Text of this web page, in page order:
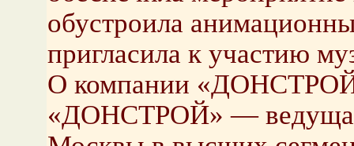
обустроила
пригласила к участию
О компании
«ДОНСТРОЙ» — ведущая